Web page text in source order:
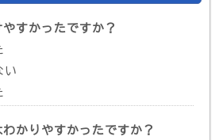
すかったですか？
い
かりやすかったですか？